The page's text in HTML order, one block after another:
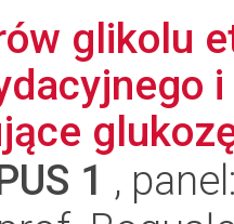
glikolu
1 ,